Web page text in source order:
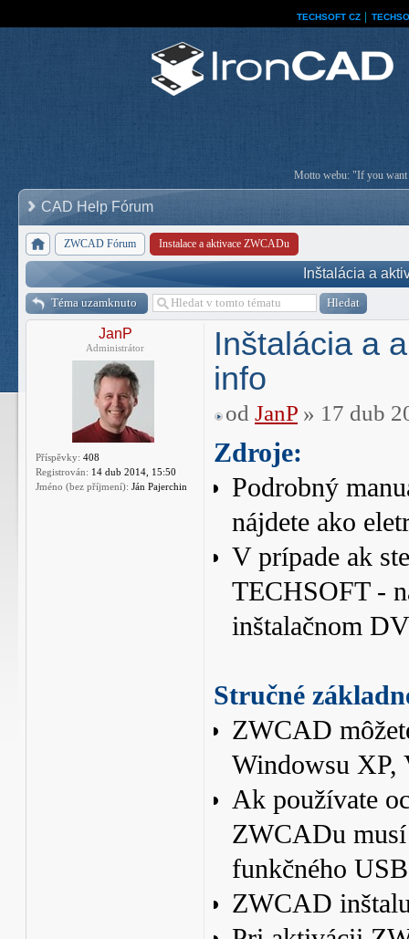
TECHSOFT CZ
Motto webu: "If you want
CAD Help Fórum
ZWCAD Fórum Instalace a aktivace ZWCADu
Inštalácia a
Téma uzamknuto
JanP
Administrátor
Příspěvky: 408
Registrován: 14 dub 2014, 15:50
Jméno (bez příjmení): Ján Pajerchin
Inštalácia a
info
od JanP » 17 dub
Zdroje:
Podrobný
nájdete ako
V prípade ak
TECHSOFT -
inštalačnom
Stručné
ZWCAD
Windowsu XP,
Ak používate
ZWCADu
funkčného
ZWCAD